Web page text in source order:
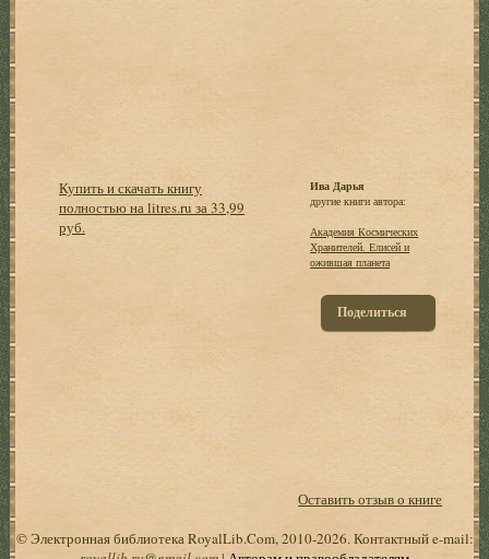
Купить и скачать книгу
полностью на litres.ru за 33,99
руб.
Ива Дарья
другие книги автора:
Академия Космических
Хранителей. Елисей и
ожившая планета
Поделиться
Оставить отзыв о книге
© Электронная библиотека RoyalLib.Com, 2010-2026. Контактный e-mail: